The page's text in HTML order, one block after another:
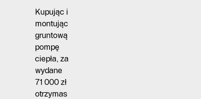
Kupując i
montując
gruntową
pompę
ciepła, za
wydane
71 000 zł
otrzymas